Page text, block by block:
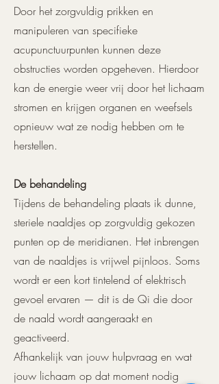
Door het zorgvuldig prikken en
manipuleren van specifieke
acupunctuurpunten kunnen deze
obstructies worden opgeheven. Hierdoor
kan de energie weer vrij door het lichaam
stromen en krijgen organen en weefsels
opnieuw wat ze nodig hebben om te
herstellen.
De behandeling
Tijdens de behandeling plaats ik dunne,
steriele naaldjes op zorgvuldig gekozen
punten op de meridianen. Het inbrengen
van de naaldjes is vrijwel pijnloos. Soms
wordt er een kort tintelend of elektrisch
gevoel ervaren — dit is de Qi die door
de naald wordt aangeraakt en
geactiveerd.
Afhankelijk van jouw hulpvraag en wat
jouw lichaam op dat moment nodig